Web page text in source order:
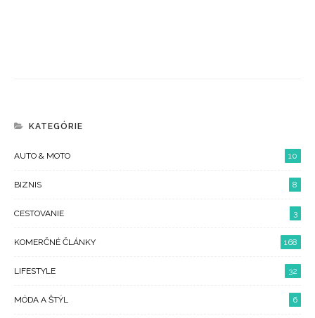
KATEGÓRIE
AUTO & MOTO 10
BIZNIS 8
CESTOVANIE 3
KOMERČNÉ ČLÁNKY 168
LIFESTYLE 32
MÓDA A ŠTÝL 6